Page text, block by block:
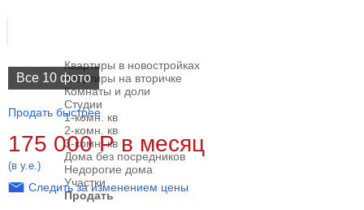
Квартиры в новостройках
Квартиры на вторичке
Комнаты и доли
Студии
1-комн. кв
2-комн. кв
3-комн. кв
Дома без посредников
Недорогие дома
Участки
Продать
Все 10 фото
Продать быстрее
175 000Рв месяц
(в у.е.)
Следить за изменением цены